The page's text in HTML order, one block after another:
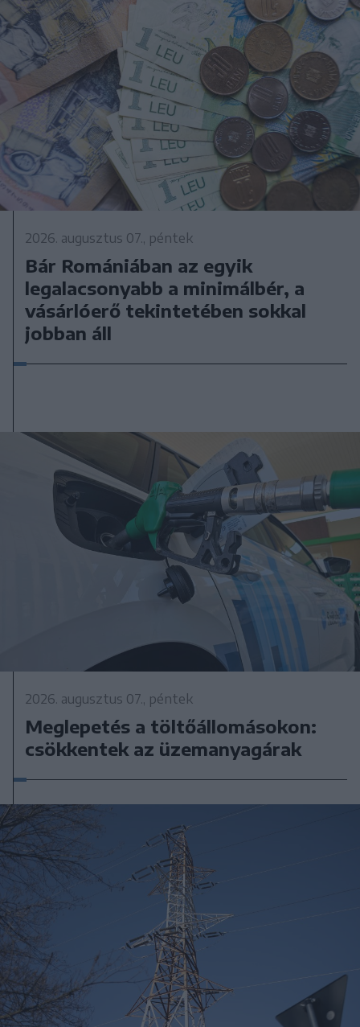
2026. augusztus 07., péntek
Bár Romániában az egyik
legalacsonyabb a minimálbér, a
vásárlóerő tekintetében sokkal
jobban áll
2026. augusztus 07., péntek
Meglepetés a töltőállomásokon:
csökkentek az üzemanyagárak